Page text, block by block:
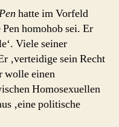
hatte im Vorfeld
homohob sei. Er
Viele seiner
‚verteidige sein Recht
wolle einen
Homosexuellen
‚eine politische